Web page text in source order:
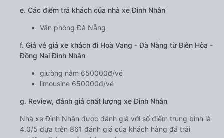
e. Các điểm trả khách của nhà xe Đình Nhân
Văn phòng Đà Nẵng
f. Giá vé giá xe khách đi Hoà Vang - Đà Nẵng từ Biên Hòa -
Đồng Nai Đình Nhân
giường nằm 650000đ/vé
limousine 650000đ/vé
g. Review, đánh giá chất lượng xe Đình Nhân
Nhà xe Đình Nhân được đánh giá với số điểm trung bình là
4.0/5 dựa trên 861 đánh giá của khách hàng đã trải